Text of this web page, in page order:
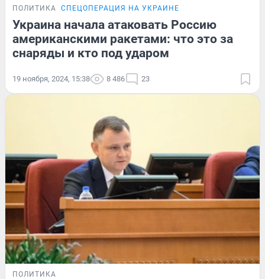
ПОЛИТИКА СПЕЦОПЕРАЦИЯ НА УКРАИНЕ
Украина начала атаковать Россию
американскими ракетами: что это за
снаряды и кто под ударом
19 ноября, 2024, 15:38 8 486 23
ПОЛИТИКА